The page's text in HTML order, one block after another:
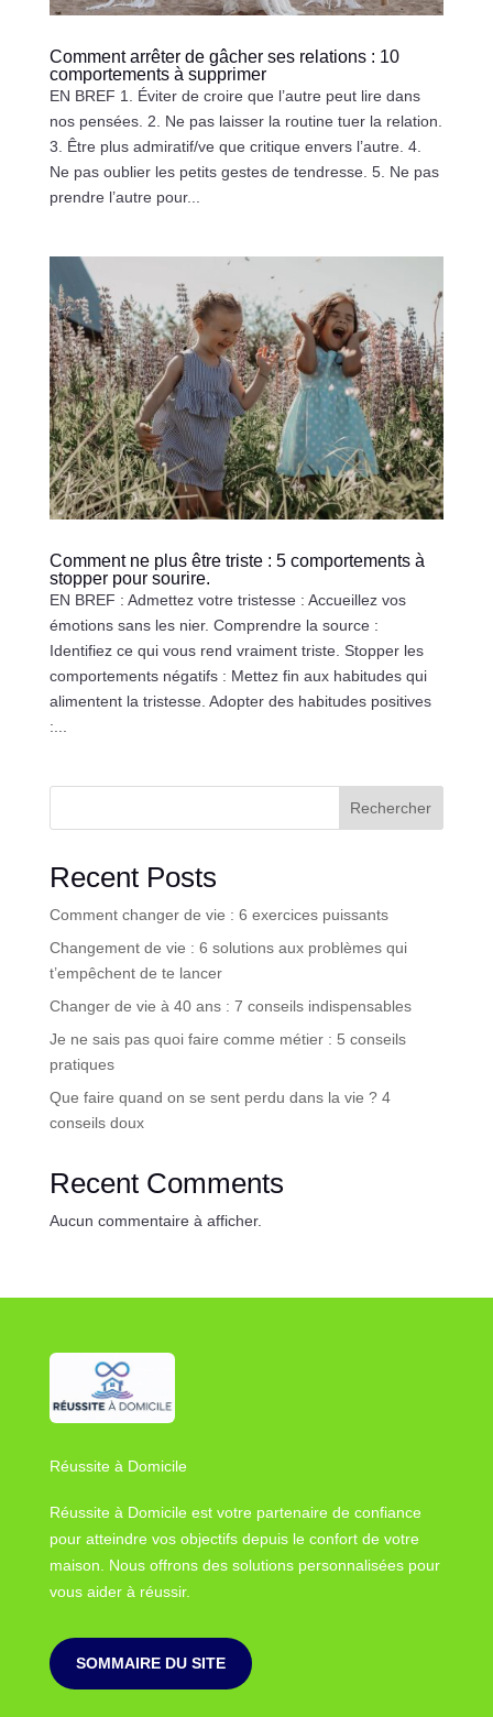
Comment arrêter de gâcher ses relations : 10
comportements à supprimer
EN BREF 1. Éviter de croire que l’autre peut lire dans
nos pensées. 2. Ne pas laisser la routine tuer la relation.
3. Être plus admiratif/ve que critique envers l’autre. 4.
Ne pas oublier les petits gestes de tendresse. 5. Ne pas
prendre l’autre pour...
Comment ne plus être triste : 5 comportements à
stopper pour sourire.
EN BREF : Admettez votre tristesse : Accueillez vos
émotions sans les nier. Comprendre la source :
Identifiez ce qui vous rend vraiment triste. Stopper les
comportements négatifs : Mettez fin aux habitudes qui
alimentent la tristesse. Adopter des habitudes positives
:...
Rechercher
Recent Posts
Comment changer de vie : 6 exercices puissants
Changement de vie : 6 solutions aux problèmes qui
t’empêchent de te lancer
Changer de vie à 40 ans : 7 conseils indispensables
Je ne sais pas quoi faire comme métier : 5 conseils
pratiques
Que faire quand on se sent perdu dans la vie ? 4
conseils doux
Recent Comments
Aucun commentaire à afficher.
Réussite à Domicile
Réussite à Domicile est votre partenaire de confiance
pour atteindre vos objectifs depuis le confort de votre
maison. Nous offrons des solutions personnalisées pour
vous aider à réussir.
SOMMAIRE DU SITE